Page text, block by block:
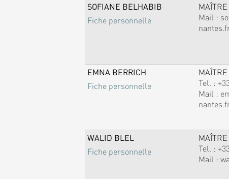
SOFIANE BELHABIB
Fiche personnelle
Mail :
EMNA BERRICH
Fiche personnelle
Tel. :
Mail :
WALID BLEL
Fiche personnelle
Tel. :
Mail :